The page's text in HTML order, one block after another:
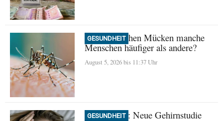
GESUNDHEIT
Warum stechen Mücken manche
Menschen häufiger als andere?
August 5, 2026 bis 11:37 Uhr
GESUNDHEIT
Misophonie: Neue Gehirnstudie